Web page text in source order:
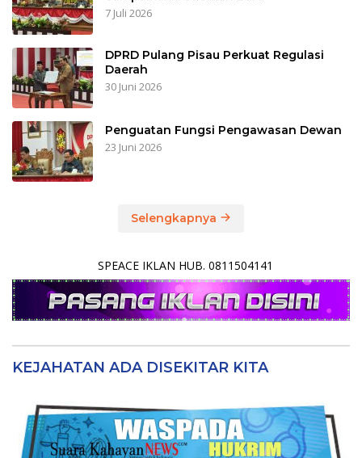
7 Juli 2026
DPRD Pulang Pisau Perkuat Regulasi
Daerah
30 Juni 2026
Penguatan Fungsi Pengawasan Dewan
23 Juni 2026
Selengkapnya
SPEACE IKLAN HUB. 0811504141
KEJAHATAN ADA DISEKITAR KITA